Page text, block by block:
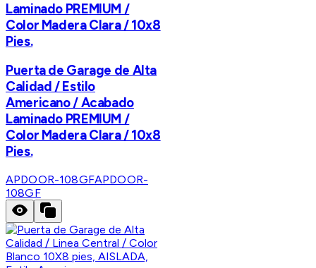
Laminado PREMIUM /
Color Madera Clara / 10x8
Pies.
Puerta de Garage de Alta
Calidad / Estilo
Americano / Acabado
Laminado PREMIUM /
Color Madera Clara / 10x8
Pies.
APDOOR-108GFAPDOOR-
108GF